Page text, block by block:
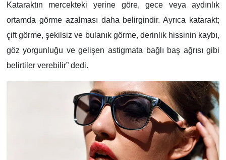
Kataraktın mercekteki yerine göre, gece veya aydınlık
ortamda görme azalması daha belirgindir. Ayrıca katarakt;
çift görme, şekilsiz ve bulanık görme, derinlik hissinin kaybı,
göz yorgunluğu ve gelişen astigmata bağlı baş ağrısı gibi
belirtiler verebilir” dedi.